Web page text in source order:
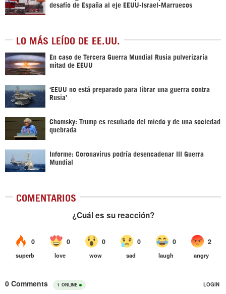
desafío de España al eje EEUU-Israel-Marruecos
LO MÁS LEÍDO DE EE.UU.
En caso de Tercera Guerra Mundial Rusia pulverizaría
mitad de EEUU
‘EEUU no está preparado para librar una guerra contra
Rusia’
Chomsky: Trump es resultado del miedo y de una sociedad
quebrada
Informe: Coronavirus podría desencadenar III Guerra
Mundial
COMENTARIOS